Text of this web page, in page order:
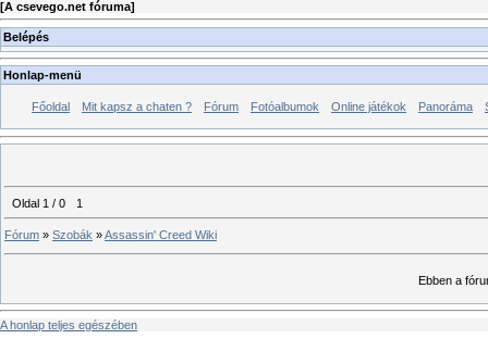
[A csevego.net fóruma]
Belépés
Honlap-menü
Főoldal Mit kapsz a chaten ? Fórum Fotóalbumok Online játékok Panoráma
Oldal 1 / 0 1
Fórum » Szobák »Assassin' Creed Wiki
Ebben a
A honlap teljes egészében